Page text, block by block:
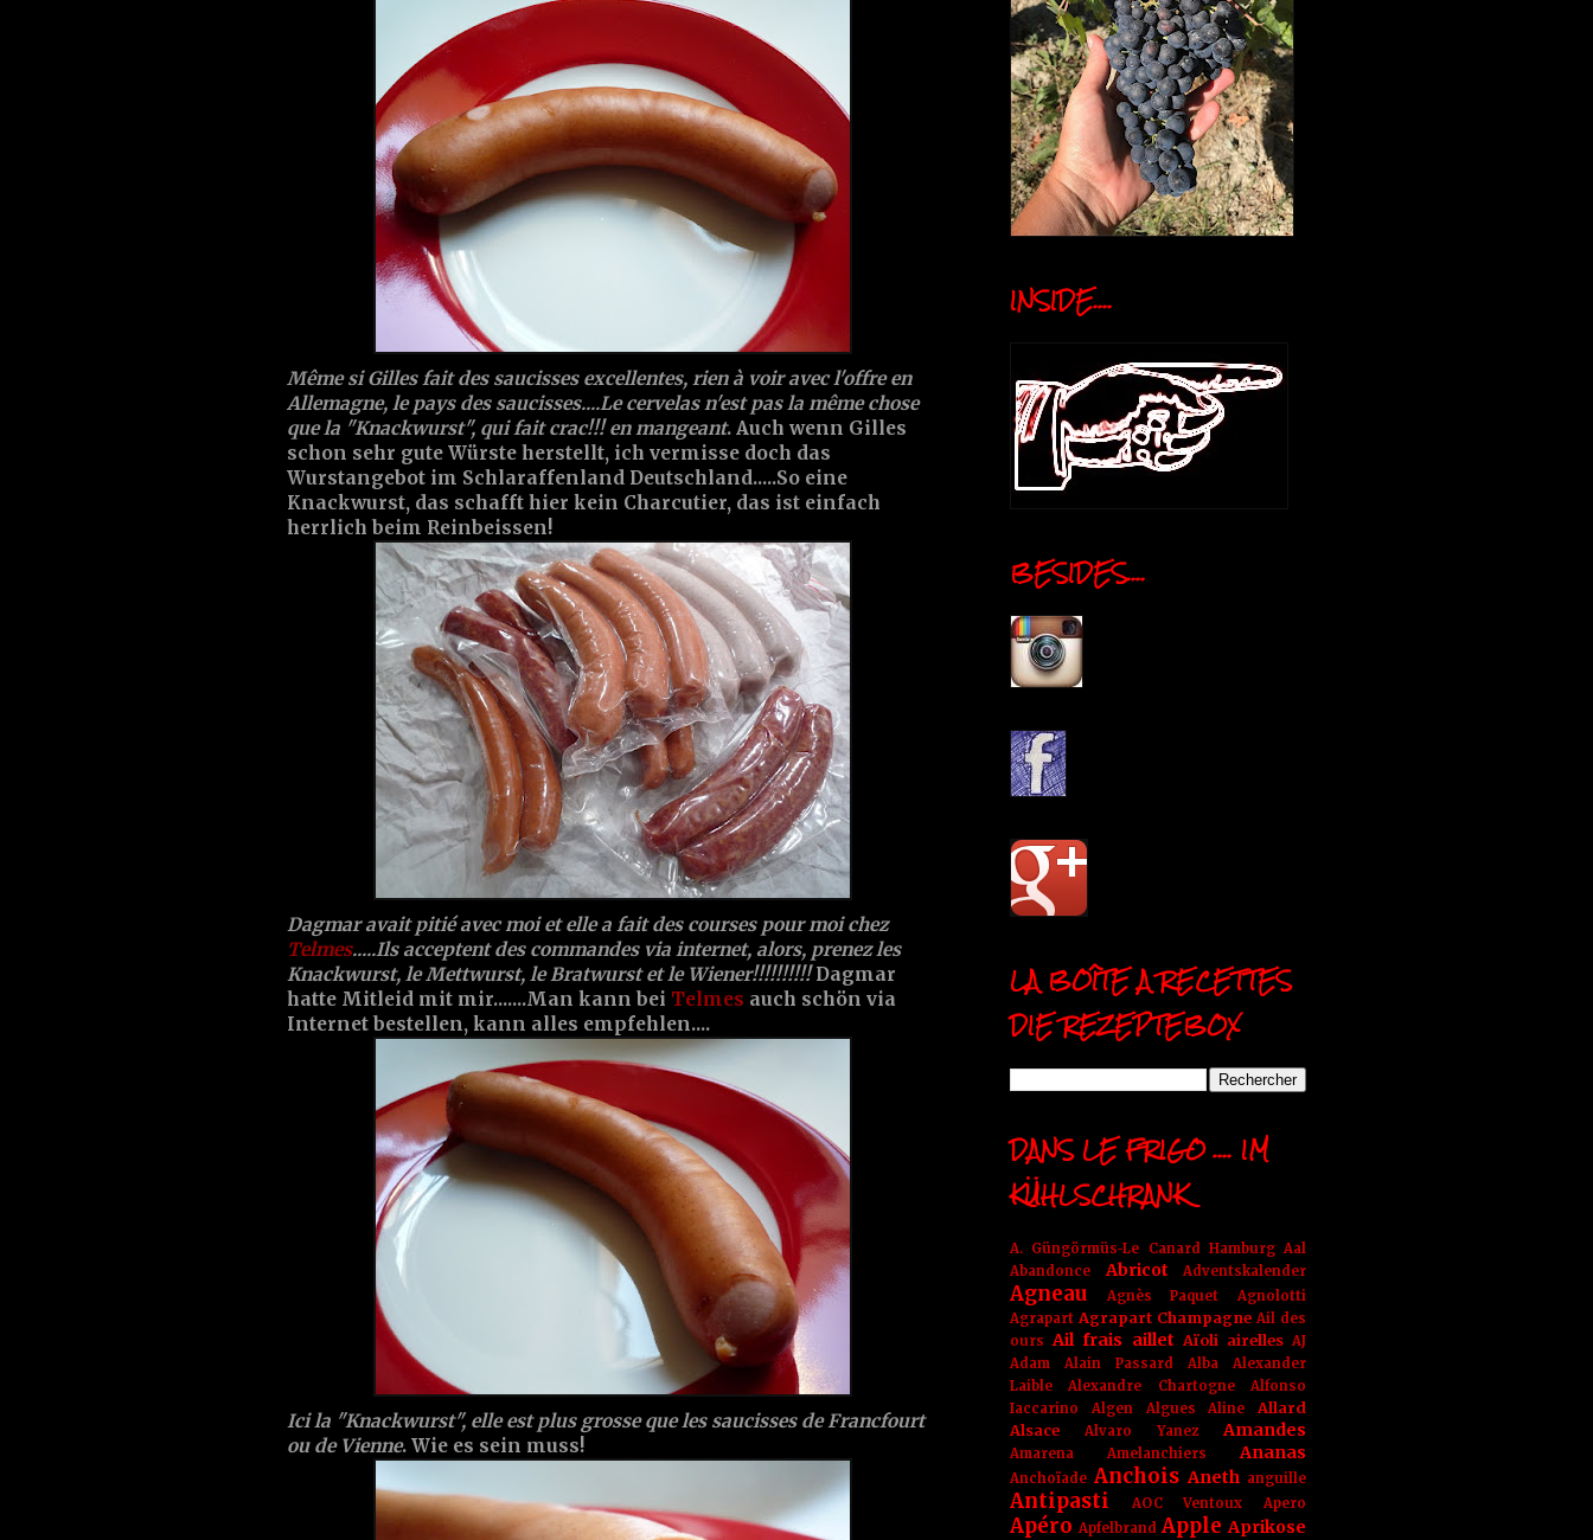
Même si Gilles fait des saucisses excellentes, rien à voir avec l'offre en
Allemagne, le pays des saucisses....Le cervelas n'est pas la même chose
que la "Knackwurst", qui fait crac!!! en mangeant. Auch wenn Gilles
schon sehr gute Würste herstellt, ich vermisse doch das
Wurstangebot im Schlaraffenland Deutschland.....So eine
Knackwurst, das schafft hier kein Charcutier, das ist einfach
herrlich beim Reinbeissen!
Dagmar avait pitié avec moi et elle a fait des courses pour moi chez
Telmes.....Ils acceptent des commandes via internet, alors, prenez les
Knackwurst, le Mettwurst, le Bratwurst et le Wiener!!!!!!!!!!Dagmar
hatte Mitleid mit mir.......Man kann bei Telmes auch schön via
Internet bestellen, kann alles empfehlen....
Ici la "Knackwurst", elle est plus grosse que les saucisses de Francfourt
ou de Vienne. Wie es sein muss!
INSIDE....
BESIDES....
LA BOÎTE A RECETTES
DIE REZEPTEBOX
DANS LE FRIGO .... IM
KÜHLSCHRANK
A. Güngörmüs-Le Canard Hamburg Aal
Abandonce
Abricot Adventskalender
Agneau Agnès Paquet
Agnolotti
Agrapart Agrapart Champagne Ail des
ours Ail frais aillet Aïoli airelles AJ
Adam
Alain Passard Alba
Alexander
Laible
Alexandre Chartogne
Alfonso
Iaccarino
Algen Algues Aline
Allard
Alsace
Alvaro Yanez Amandes
Amarena Amelanchiers Ananas
Anchoïade Anchois Aneth anguille
Antipasti AOC Ventoux Apero
Apéro Apfelbrand Apple Aprikose